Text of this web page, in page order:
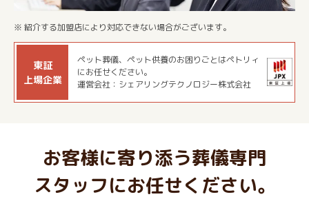
※ 紹介する加盟店により対応できない場合がございます。
東証
上場企業
ペット葬儀、ペット供養のお困りごとはペトリィ
にお任せください。
運営会社：シェアリングテクノロジー株式会社
お客様に寄り添う葬儀専門
スタッフにお任せください。